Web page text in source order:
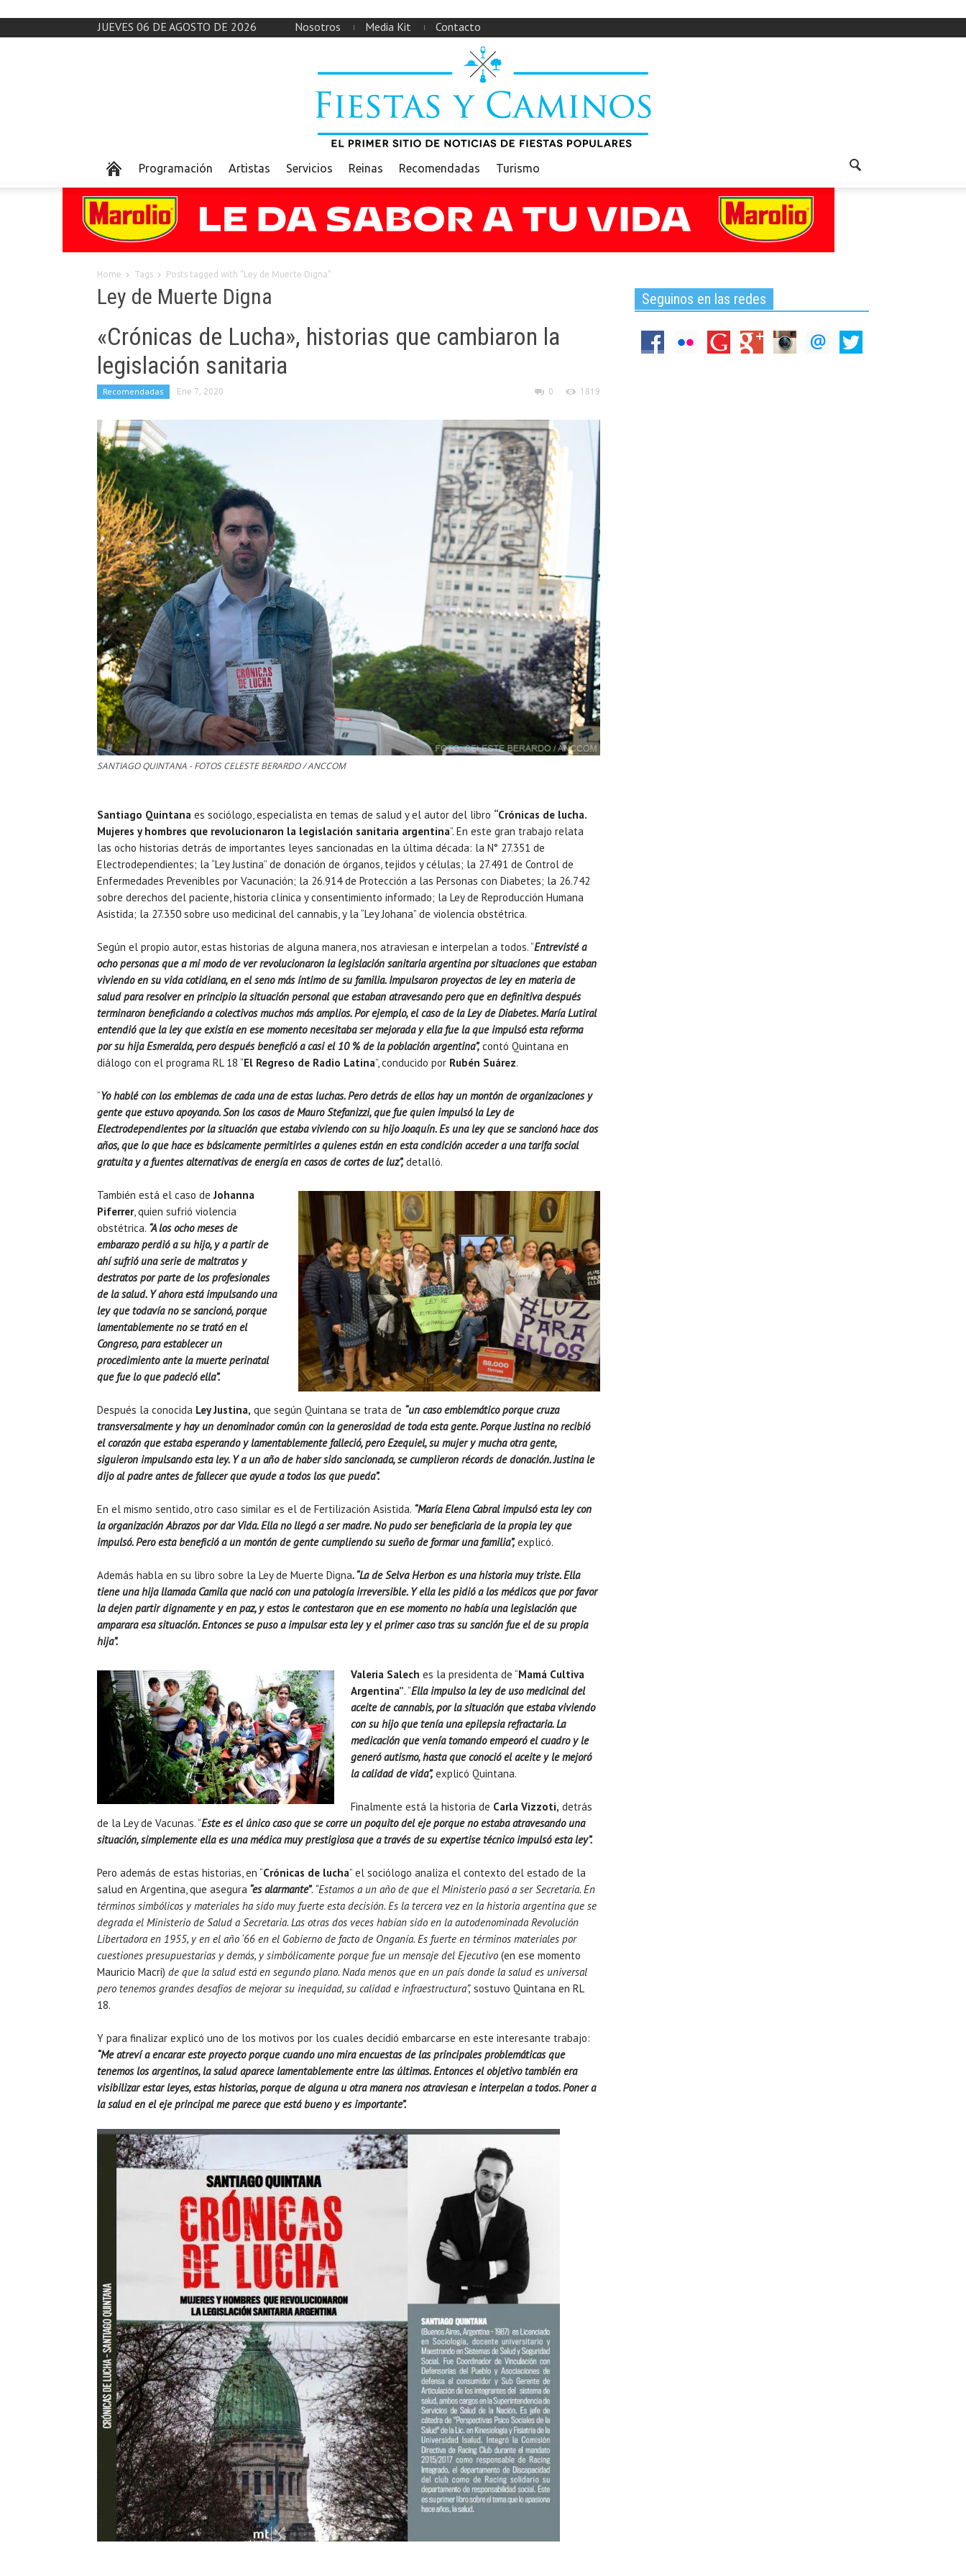
JUEVES 06 DE AGOSTO DE 2026 Nosotros Media Kit Contacto
Programación Artistas Servicios Reinas Recomendadas Turismo
Home Tags Posts tagged with "Ley de Muerte Digna"
Ley de Muerte Digna
«Crónicas de Lucha», historias que cambiaron la
legislación sanitaria
Recomendadas Ene 7, 2020 0 1819
SANTIAGO QUINTANA - FOTOS CELESTE BERARDO / ANCCOM
Santiago Quintana es sociólogo, especialista en temas de salud y el autor del libro “Crónicas de lucha.
Mujeres y hombres que revolucionaron la legislación sanitaria argentina”. En este gran trabajo relata
las ocho historias detrás de importantes leyes sancionadas en la última década: la N° 27.351 de
Electrodependientes; la “Ley Justina” de donación de órganos, tejidos y células; la 27.491 de Control de
Enfermedades Prevenibles por Vacunación; la 26.914 de Protección a las Personas con Diabetes; la 26.742
sobre derechos del paciente, historia clínica y consentimiento informado; la Ley de Reproducción Humana
Asistida; la 27.350 sobre uso medicinal del cannabis, y la “Ley Johana” de violencia obstétrica.
Según el propio autor, estas historias de alguna manera, nos atraviesan e interpelan a todos. “Entrevisté a
ocho personas que a mi modo de ver revolucionaron la legislación sanitaria argentina por situaciones que estaban
viviendo en su vida cotidiana, en el seno más íntimo de su familia. Impulsaron proyectos de ley en materia de
salud para resolver en principio la situación personal que estaban atravesando pero que en definitiva después
terminaron beneficiando a colectivos muchos más amplios. Por ejemplo, el caso de la Ley de Diabetes. María Lutiral
entendió que la ley que existía en ese momento necesitaba ser mejorada y ella fue la que impulsó esta reforma
por su hija Esmeralda, pero después benefició a casi el 10 % de la población argentina”, contó Quintana en
diálogo con el programa RL 18 “El Regreso de Radio Latina”, conducido por Rubén Suárez.
“Yo hablé con los emblemas de cada una de estas luchas. Pero detrás de ellos hay un montón de organizaciones y
gente que estuvo apoyando. Son los casos de Mauro Stefanizzi, que fue quien impulsó la Ley de
Electrodependientes por la situación que estaba viviendo con su hijo Joaquín. Es una ley que se sancionó hace dos
años, que lo que hace es básicamente permitirles a quienes están en esta condición acceder a una tarifa social
gratuita y a fuentes alternativas de energía en casos de cortes de luz”,detalló.
También está el caso deJohanna
Piferrer, quien sufrió violencia
obstétrica. “A los ocho meses de
embarazo perdió a su hijo, y a partir de
ahí sufrió una serie de maltratos y
destratos por parte de los profesionales
de la salud. Y ahora está impulsando una
ley que todavía no se sancionó, porque
lamentablemente no se trató en el
Congreso, para establecer un
procedimiento ante la muerte perinatal
que fue lo que padeció ella”.
Después la conocida Ley Justina, que según Quintana se trata de “un caso emblemático porque cruza
transversalmente y hay un denominador común con la generosidad de toda esta gente. Porque Justina no recibió
el corazón que estaba esperando y lamentablemente falleció, pero Ezequiel, su mujer y mucha otra gente,
siguieron impulsando esta ley. Y a un año de haber sido sancionada, se cumplieron récords de donación. Justina le
dijo al padre antes de fallecer que ayude a todos los que pueda”.
En el mismo sentido, otro caso similar es el de Fertilización Asistida. “María Elena Cabral impulsó esta ley con
la organización Abrazos por dar Vida. Ella no llegó a ser madre. No pudo ser beneficiaria de la propia ley que
impulsó. Pero esta benefició a un montón de gente cumpliendo su sueño de formar una familia”,explicó.
Además habla en su libro sobre la Ley de Muerte Digna. “La de Selva Herbon es una historia muy triste. Ella
tiene una hija llamada Camila que nació con una patología irreversible. Y ella les pidió a los médicos que por favor
la dejen partir dignamente y en paz, y estos le contestaron que en ese momento no había una legislación que
amparara esa situación. Entonces se puso a impulsar esta ley y el primer caso tras su sanción fue el de su propia
hija”.
Valeria Salech es la presidenta de “Mamá Cultiva
Argentina”. “Ella impulso la ley de uso medicinal del
aceite de cannabis, por la situación que estaba viviendo
con su hijo que tenía una epilepsia refractaria. La
medicación que venía tomando empeoró el cuadro y le
generó autismo, hasta que conoció el aceite y le mejoró
la calidad de vida”,explicó Quintana.
Finalmente está la historia de Carla Vizzoti, detrás
de la Ley de Vacunas. “Este es el único caso que se corre un poquito del eje porque no estaba atravesando una
situación, simplemente ella es una médica muy prestigiosa que a través de su expertise técnico impulsó esta ley”.
Pero además de estas historias, en “Crónicas de lucha” el sociólogo analiza el contexto del estado de la
salud en Argentina, que asegura “es alarmante”. “Estamos a un año de que el Ministerio pasó a ser Secretaria. En
términos simbólicos y materiales ha sido muy fuerte esta decisión. Es la tercera vez en la historia argentina que se
degrada el Ministerio de Salud a Secretaria. Las otras dos veces habían sido en la autodenominada Revolución
Libertadora en 1955, y en el año ‘66 en el Gobierno de facto de Onganía. Es fuerte en términos materiales por
cuestiones presupuestarias y demás, y simbólicamente porque fue un mensaje del Ejecutivo (en ese momento
Mauricio Macri) de que la salud está en segundo plano. Nada menos que en un país donde la salud es universal
pero tenemos grandes desafíos de mejorar su inequidad, su calidad e infraestructura”, sostuvo Quintana en RL
18.
Y para finalizar explicó uno de los motivos por los cuales decidió embarcarse en este interesante trabajo:
“Me atreví a encarar este proyecto porque cuando uno mira encuestas de las principales problemáticas que
tenemos los argentinos, la salud aparece lamentablemente entre las últimas. Entonces el objetivo también era
visibilizar estar leyes, estas historias, porque de alguna u otra manera nos atraviesan e interpelan a todos. Poner a
la salud en el eje principal me parece que está bueno y es importante”.
Seguinos en las redes